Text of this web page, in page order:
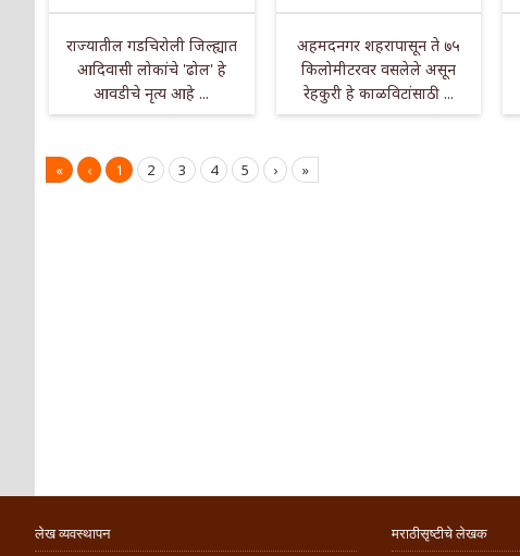
राज्यातील गडचिरोली जिल्ह्यात
आदिवासी लोकांचे 'ढोल' हे
आवडीचे नृत्य आहे ...
अहमदनगर शहरापासून ते ७५
किलोमीटरवर वसलेले असून
रेहकुरी हे काळविटांसाठी ...
« ‹ 1 2 3 4 5 › »
लेख व्यवस्थापन मराठीसृष्टीचे लेखक